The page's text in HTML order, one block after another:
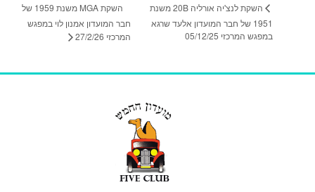
השקת לנצ'יה אורליה 20B משנת
1951 של חבר המועדון אלעד שרגא
במפגש המרכזי 05/12/25
השקת MGA משנת 1959 של
חבר המועדון אמנון לוי במפגש
המרכזי 27/2/26